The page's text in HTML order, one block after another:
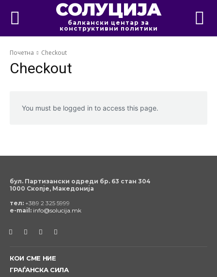
СОЛУЦИЈА
балкански центар за
конструктивни политики
Почетна Checkout
Checkout
You must be logged in to access this page.
бул. Партизански одреди бр. 63 стан 304
1000 Скопје, Македонија
тел: +389 2 325 5999
e-mail: info@solucija.mk
КОИ СМЕ НИЕ
ГРАЃАНСКА СИЛА